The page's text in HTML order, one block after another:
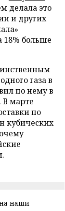
делала это
и других
18% больше
газа в
по нему в
В марте
по
кубических
наши